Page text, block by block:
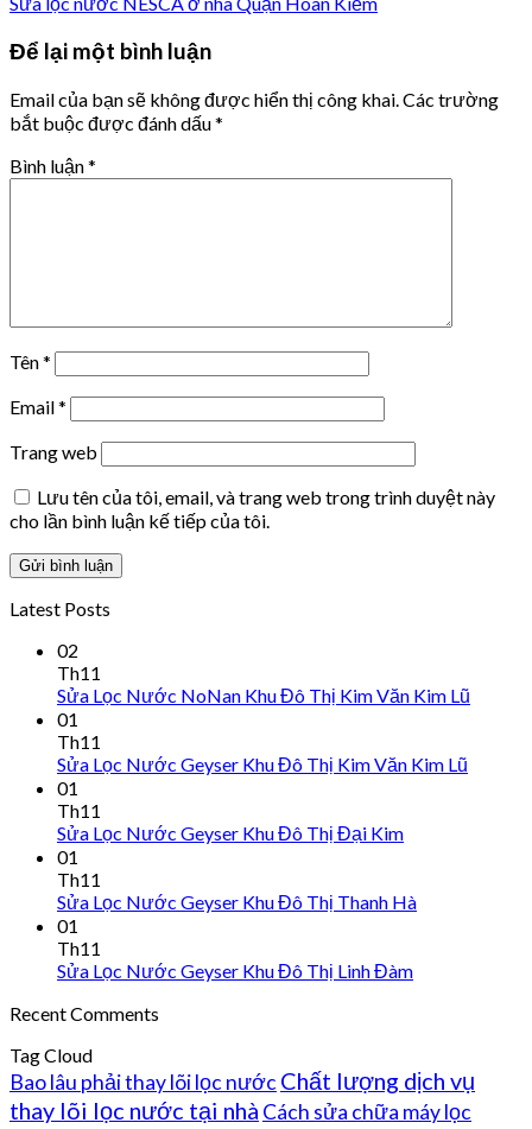
Để lại một bình luận
Email của bạn sẽ không được hiển thị công khai. Các trường
bắt buộc được đánh dấu*
Bình luận*
Tên*
Email*
Trang web
Lưu tên của tôi, email, và trang web trong trình duyệt này
cho lần bình luận kế tiếp của tôi.
Latest Posts
02
Th11
Sửa Lọc Nước NoNan Khu Đô Thị Kim Văn Kim Lũ
01
Th11
Sửa Lọc Nước Geyser Khu Đô Thị Kim Văn Kim Lũ
01
Th11
Sửa Lọc Nước Geyser Khu Đô Thị Đại Kim
01
Th11
Sửa Lọc Nước Geyser Khu Đô Thị Thanh Hà
01
Th11
Sửa Lọc Nước Geyser Khu Đô Thị Linh Đàm
Recent Comments
Tag Cloud
Bao lâu phải thay lõi lọc nước Chất lượng dịch vụ
thay lõi lọc nước tại nhà Cách sửa chữa máy lọc